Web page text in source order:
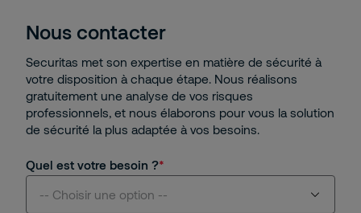
Nous contacter
Securitas met son expertise en matière de sécurité à
votre disposition à chaque étape. Nous réalisons
gratuitement une analyse de vos risques
professionnels, et nous élaborons pour vous la solution
de sécurité la plus adaptée à vos besoins.
Quel est votre besoin ?
-- Choisir une option --